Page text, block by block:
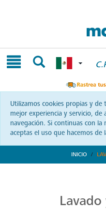
Utilizamos cookies propias y
mejor experiencia y servicio, de
navegación. Si continuas con la
aceptas el uso que hacemos de
INICIO
Lavado